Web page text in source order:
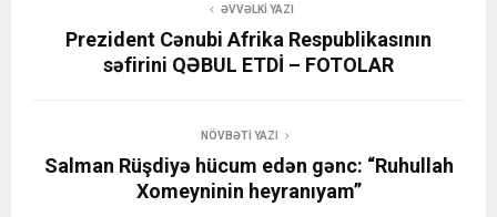
ƏVVƏLKI YAZI
Prezident Cənubi Afrika Respublikasının
səfirini QƏBUL ETDİ – FOTOLAR
NÖVBƏTI YAZI
Salman Rüşdiyə hücum edən gənc: “Ruhullah
Xomeyninin heyranıyam”